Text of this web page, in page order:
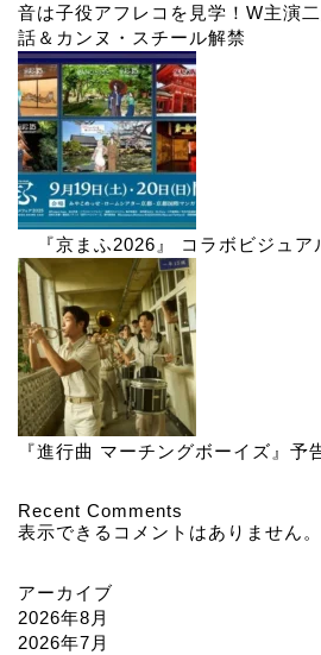
音は子役アフレコを見学！W主演
話＆カンヌ・スチール解禁
『京まふ2026』 コラボビジュア
『進行曲 マーチングボーイズ』予
Recent Comments
表示できるコメントはありません。
アーカイブ
2026年8月
2026年7月